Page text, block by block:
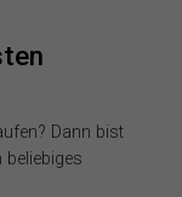
Dann bist
beliebiges